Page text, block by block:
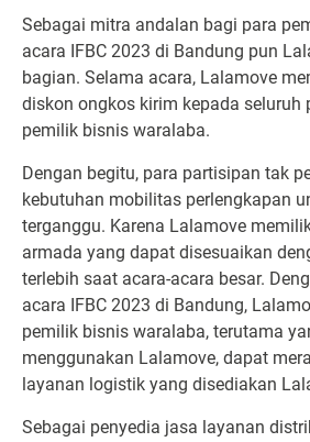
Sebagai mitra andalan bagi para
acara IFBC 2023 di Bandung pun
bagian. Selama acara, Lalamove
diskon ongkos kirim kepada seluruh
pemilik bisnis waralaba.
Dengan begitu, para partisipan tak
kebutuhan mobilitas perlengkapan
terganggu. Karena Lalamove
armada yang dapat disesuaikan
terlebih saat acara-acara besar.
acara IFBC 2023 di Bandung,
pemilik bisnis waralaba, terutama
menggunakan Lalamove, dapat
layanan logistik yang disediakan
Sebagai penyedia jasa layanan